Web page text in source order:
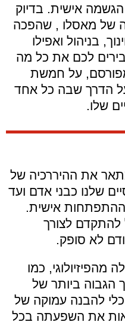
אישית. בדיוק
של מאסלו , שהפכה
בניהול ואפילו
לכם את כל מה
על חמשת
הדרך שבה כל אחד
שלו.
את ההיררכיה של
שלנו כבני אדם ועד
ההתפתחות אישית.
להתקדם לצורך
לא סופק.
מהפיזיולוגי, כמו
הגבוה ביותר של
להבנה עמוקה של
את השפעתה בכל